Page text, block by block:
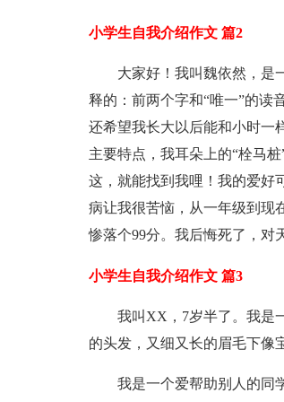
小学生自我介绍作文 篇2
大家好！我叫魏依然，是
释的：前两个字和“唯一”的读
还希望我长大以后能和小时一
主要特点，我耳朵上的“栓马
这，就能找到我哩！我的爱
病让我很苦恼，从一年级到现
惨落个99分。我后悔死了，对
小学生自我介绍作文 篇3
我叫XX，7岁半了。我是
的头发，又细又长的眉毛下像
我是一个爱帮助别人的同